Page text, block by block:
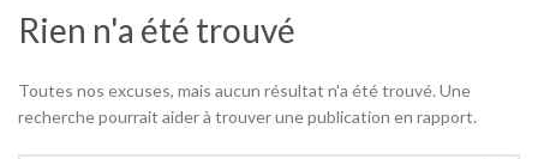
Rien n'a été trouvé
Toutes nos excuses, mais aucun résultat n'a été trouvé. Une
recherche pourrait aider à trouver une publication en rapport.